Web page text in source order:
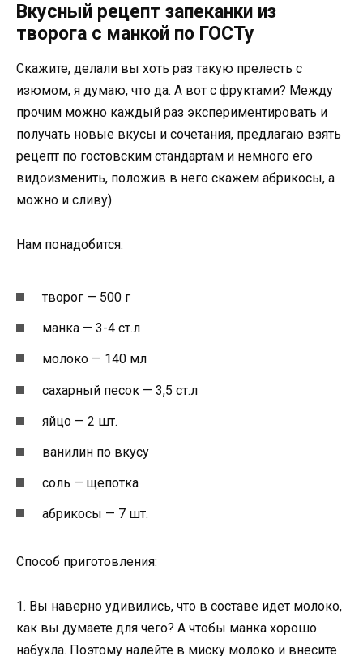
Вкусный рецепт запеканки из
творога с манкой по ГОСТу
Скажите, делали вы хоть раз такую прелесть с
изюмом, я думаю, что да. А вот с фруктами? Между
прочим можно каждый раз экспериментировать и
получать новые вкусы и сочетания, предлагаю взять
рецепт по гостовским стандартам и немного его
видоизменить, положив в него скажем абрикосы, а
можно и сливу).
Нам понадобится:
творог — 500 г
манка — 3-4 ст.л
молоко — 140 мл
сахарный песок — 3,5 ст.л
яйцо — 2 шт.
ванилин по вкусу
соль — щепотка
абрикосы — 7 шт.
Способ приготовления:
1. Вы наверно удивились, что в составе идет молоко,
как вы думаете для чего? А чтобы манка хорошо
набухла. Поэтому налейте в миску молоко и внесите